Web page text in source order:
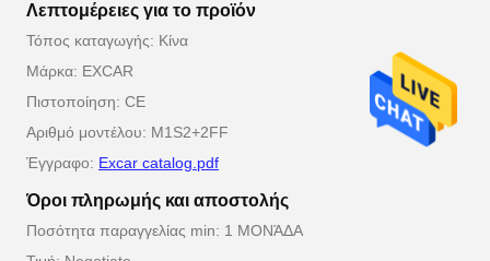
Λεπτομέρειες για το προϊόν
Τόπος καταγωγής: Κίνα
Μάρκα: EXCAR
Πιστοποίηση: CE
Αριθμό μοντέλου: M1S2+2FF
Έγγραφο: Excar catalog.pdf
Όροι πληρωμής και αποστολής
Ποσότητα παραγγελίας min: 1 ΜΟΝΆΔΑ